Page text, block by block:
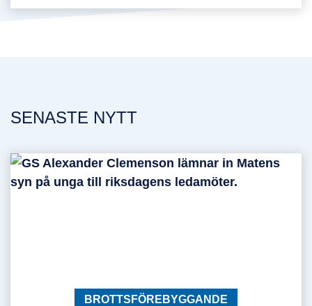
SENASTE NYTT
KATEGORI:
BROTTSFÖREBYGGANDE